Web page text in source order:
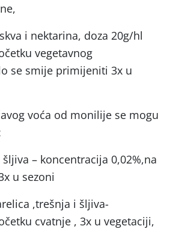
i nektarina, doza 20g/hl
vegetavnog
se smije primijeniti 3x u
voća od monilije se mogu
– koncentracija 0,02%,na
u sezoni
,trešnja i šljiva-
cvatnje , 3x u vegetaciji,